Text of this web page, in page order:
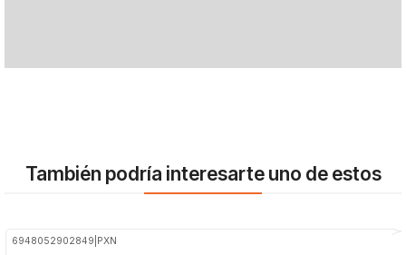
También podría interesarte uno de estos
6948052902849 PXN